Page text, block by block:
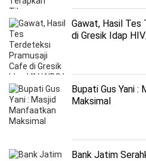
Gawat, Hasil Tes
di Gresik Idap
Bupati Gus Yani :
Maksimal
Bank Jatim